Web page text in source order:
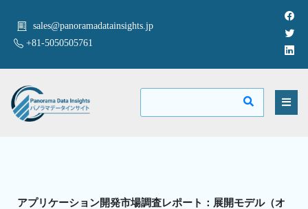
sales@panoramadatainsights.jp
+81-5050505761
アプリケーション開発市場調査レポート：展開モデル（オ